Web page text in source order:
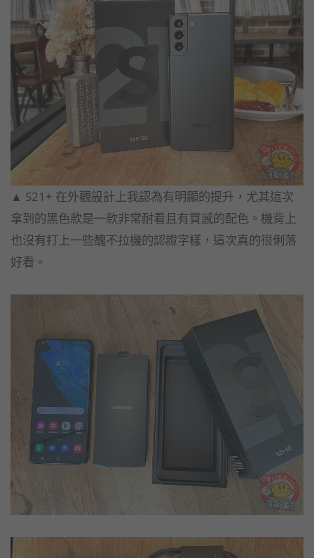
▲ S21+ 在外觀設計上我認為有明顯的提升，尤其這次
拿到的黑色款是一款非常耐看且有質感的配色。機背上
也沒有打上一些醜不拉機的認證字樣，這次真的很俐落
好看。